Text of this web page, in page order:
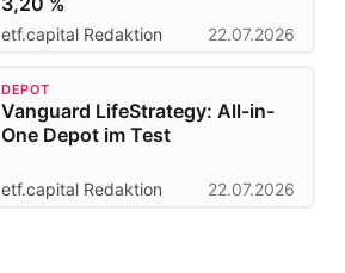
etf.capital Redaktion 22.07.2026
DEPOT
Vanguard LifeStrategy: All-in-
One Depot im Test
etf.capital Redaktion 22.07.2026